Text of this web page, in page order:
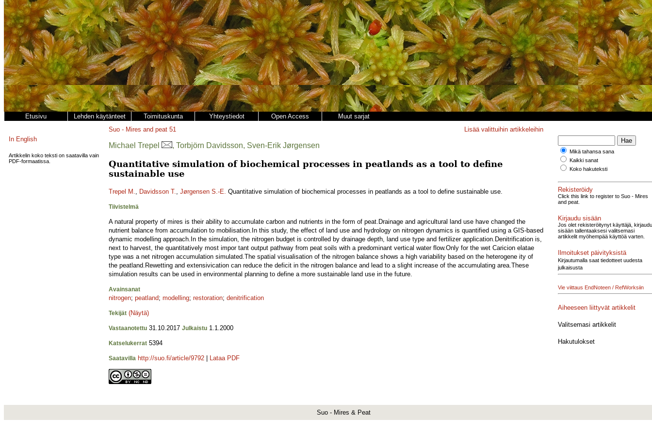
Etusivu Lehden käytänteet Toimituskunta Yhteystiedot Open Access Muut sarjat
In English
Artikkelin koko teksti on saatavilla vain
PDF-formaatissa.
Suo - Mires and peat 51 Lisää valittuihin artikkeleihin
Michael Trepel , Torbjörn Davidsson, Sven-Erik Jørgensen
Quantitative simulation of biochemical processes in peatlands as a tool to define
sustainable use
Trepel M., Davidsson T., Jørgensen S.-E. Quantitative simulation of biochemical processes in peatlands as a tool to define sustainable use.
Tiivistelmä
A natural property of mires is their ability to accumulate carbon and nutrients in the form of peat.Drainage and agricultural land use have changed the
nutrient balance from accumulation to mobilisation.In this study, the effect of land use and hydrology on nitrogen dynamics is quantified using a GIS-based
dynamic modelling approach.In the simulation, the nitrogen budget is controlled by drainage depth, land use type and fertilizer application.Denitrification is,
next to harvest, the quantitatively most impor tant output pathway from peat soils with a predominant vertical water flow.Only for the wet Caricion elatae
type was a net nitrogen accumulation simulated.The spatial visualisation of the nitrogen balance shows a high variability based on the heterogene ity of
the peatland.Rewetting and extensivication can reduce the deficit in the nitrogen balance and lead to a slight increase of the accumulating area.These
simulation results can be used in environmental planning to define a more sustainable land use in the future.
Avainsanat
nitrogen; peatland; modelling; restoration; denitrification
Tekijät (Näytä)
Vastaanotettu 31.10.2017 Julkaistu 1.1.2000
Katselukerrat 5394
Saatavilla http://suo.fi/article/9792 Lataa PDF
Mikä tahansa sana
Kaikki sanat
Koko hakuteksti
Rekisteröidy
Click this link to register to Suo - Mires
and peat.
Kirjaudu sisään
Jos olet rekisteröitynyt käyttäjä, kirjaudu
sisään tallentaaksesi valitsemasi
artikkelit myöhempää käyttöä varten.
Ilmoitukset päivityksistä
Kirjautumalla saat tiedotteet uudesta
julkaisusta
Vie viittaus EndNoteen / RefWorksiin
Aiheeseen liittyvät artikkelit
Valitsemasi artikkelit
Hakutulokset
Suo - Mires & Peat